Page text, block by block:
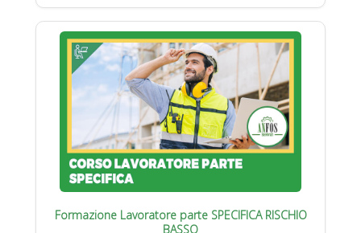
Formazione Lavoratore parte SPECIFICA RISCHIO
BASSO